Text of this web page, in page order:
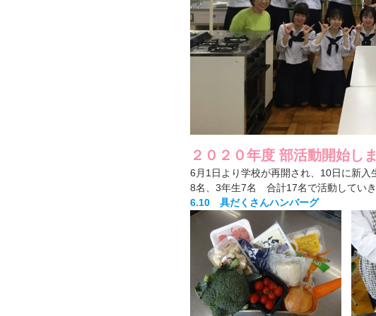
２０２０年度 部活動開始し
6月1日より学校が再開され、10日に新
8名、3年生7名 合計17名で活動していき
6.10 具だくさんハンバーグ